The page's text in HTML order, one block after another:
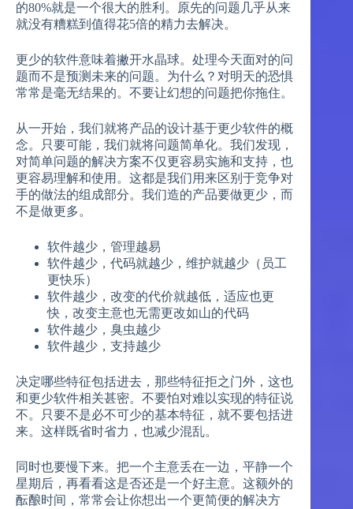
的80%就是一个很大的胜利。原先的问题几乎从来
就没有糟糕到值得花5倍的精力去解决。
更少的软件意味着撇开水晶球。处理今天面对的问
题而不是预测未来的问题。为什么？对明天的恐惧
常常是毫无结果的。不要让幻想的问题把你拖住。
从一开始，我们就将产品的设计基于更少软件的概
念。只要可能，我们就将问题简单化。我们发现，
对简单问题的解决方案不仅更容易实施和支持，也
更容易理解和使用。这都是我们用来区别于竞争对
手的做法的组成部分。我们造的产品要做更少，而
不是做更多。
软件越少，管理越易
软件越少，代码就越少，维护就越少（员工
更快乐）
软件越少，改变的代价就越低，适应也更
快，改变主意也无需更改如山的代码
软件越少，臭虫越少
软件越少，支持越少
决定哪些特征包括进去，那些特征拒之门外，这也
和更少软件相关甚密。不要怕对难以实现的特征说
不。只要不是必不可少的基本特征，就不要包括进
来。这样既省时省力，也减少混乱。
同时也要慢下来。把一个主意丢在一边，平静一个
星期后，再看看这是否还是一个好主意。这额外的
酝酿时间，常常会让你想出一个更简便的解决方